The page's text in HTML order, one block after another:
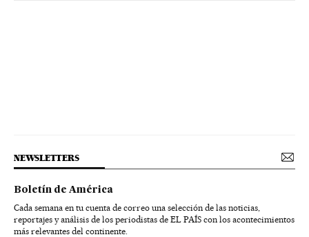
NEWSLETTERS
Boletín de América
Cada semana en tu cuenta de correo una selección de las noticias,
reportajes y análisis de los periodistas de EL PAÍS con los acontecimientos
más relevantes del continente.